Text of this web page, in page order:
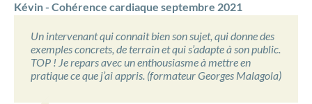
Kévin - Cohérence cardiaque septembre 2021
Un intervenant qui connait bien son sujet, qui donne des
exemples concrets, de terrain et qui s’adapte à son public.
TOP ! Je repars avec un enthousiasme à mettre en
pratique ce que j’ai appris. (formateur Georges Malagola)